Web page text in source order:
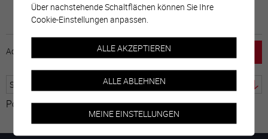
Accueil emploi Mentions légales
Powered by Google Übersetzer
Über nachstehende Schaltflächen können Sie Ihre
Cookie-Einstellungen anpassen.
ALLE AKZEPTIEREN
ALLE ABLEHNEN
MEINE EINSTELLUNGEN